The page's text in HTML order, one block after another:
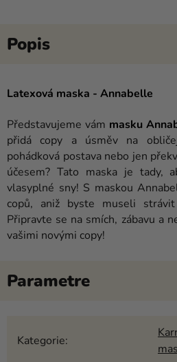
Latexová maska ​​- Annabelle
Představujeme vám masku
přidá copy a úsměv na
pohádková postava nebo jen
účesem? Tato maska ​​je tady,
vlasyplné sny! S maskou
copů, aniž byste museli
Připravte se na smích, zábavu a
vašimi novými copy!
Kategorie: